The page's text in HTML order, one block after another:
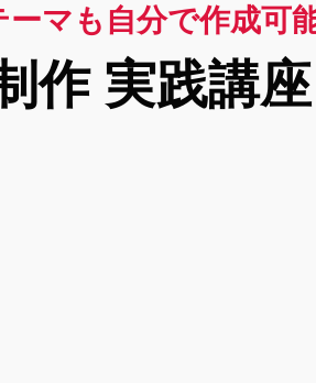
マも自分で作成可
作 実践講座